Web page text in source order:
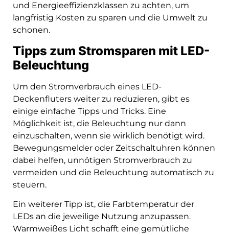
und Energieeffizienzklassen zu achten, um
langfristig Kosten zu sparen und die Umwelt zu
schonen.
Tipps zum Stromsparen mit LED-
Beleuchtung
Um den Stromverbrauch eines LED-
Deckenfluters weiter zu reduzieren, gibt es
einige einfache Tipps und Tricks. Eine
Möglichkeit ist, die Beleuchtung nur dann
einzuschalten, wenn sie wirklich benötigt wird.
Bewegungsmelder oder Zeitschaltuhren können
dabei helfen, unnötigen Stromverbrauch zu
vermeiden und die Beleuchtung automatisch zu
steuern.
Ein weiterer Tipp ist, die Farbtemperatur der
LEDs an die jeweilige Nutzung anzupassen.
Warmweißes Licht schafft eine gemütliche